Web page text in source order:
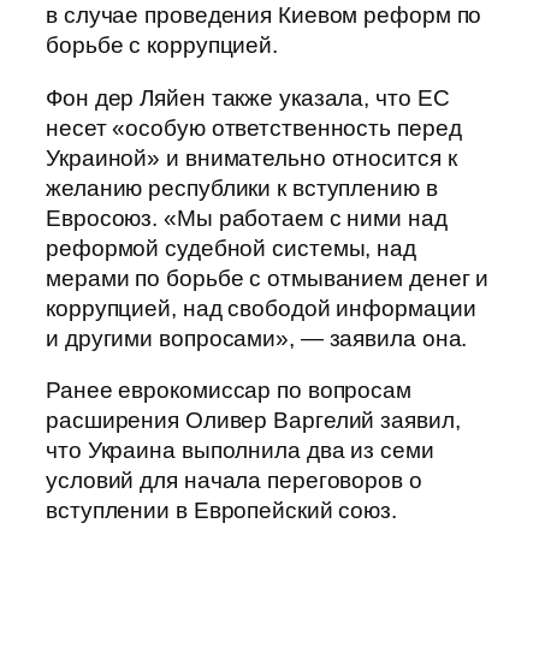
в случае проведения Киевом реформ по
борьбе с коррупцией.
Фон дер Ляйен также указала, что ЕС
несет «особую ответственность перед
Украиной» и внимательно относится к
желанию республики к вступлению в
Евросоюз. «Мы работаем с ними над
реформой судебной системы, над
мерами по борьбе с отмыванием денег и
коррупцией, над свободой информации
и другими вопросами», — заявила она.
Ранее еврокомиссар по вопросам
расширения Оливер Варгелий заявил,
что Украина выполнила два из семи
условий для начала переговоров о
вступлении в Европейский союз.